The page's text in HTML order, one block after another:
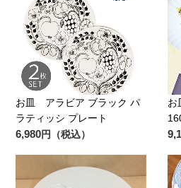
お皿 アラビア ブラック パ
ラティッシ プレート
6,980円（税込）
お